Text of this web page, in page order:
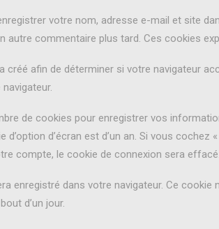
votre nom, adresse e-mail et site
commentaire plus tard. Ces cookies
afin de déterminer si votre navigateur
de cookies pour enregistrer vos
d’écran est d’un an. Si vous
compte, le cookie de connexion sera
enregistré dans votre navigateur. Ce cookie
d’un jour.